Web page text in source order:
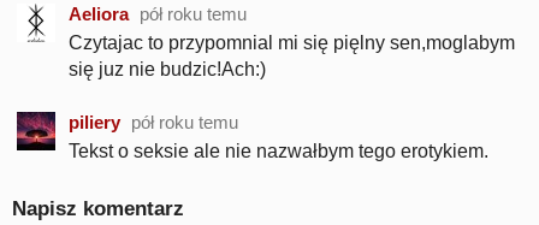
Aeliora pół roku temu
Czytajac to przypomnial mi się pięlny sen,moglabym
się juz nie budzic!Ach:)
piliery pół roku temu
Tekst o seksie ale nie nazwałbym tego erotykiem.
Napisz komentarz